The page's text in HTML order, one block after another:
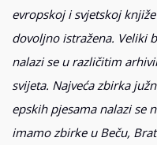
evropskoj i svjetskoj
dovoljno istražena. Veliki
nalazi se u različitim
svijeta. Najveća zbirka
epskih pjesama nalazi se
imamo zbirke u Beču,